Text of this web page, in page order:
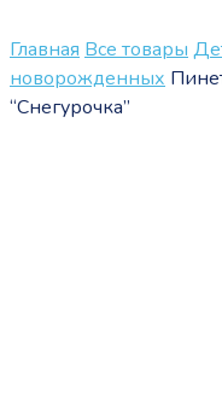
Главная Все товары
новорожденных
“Снегурочка”